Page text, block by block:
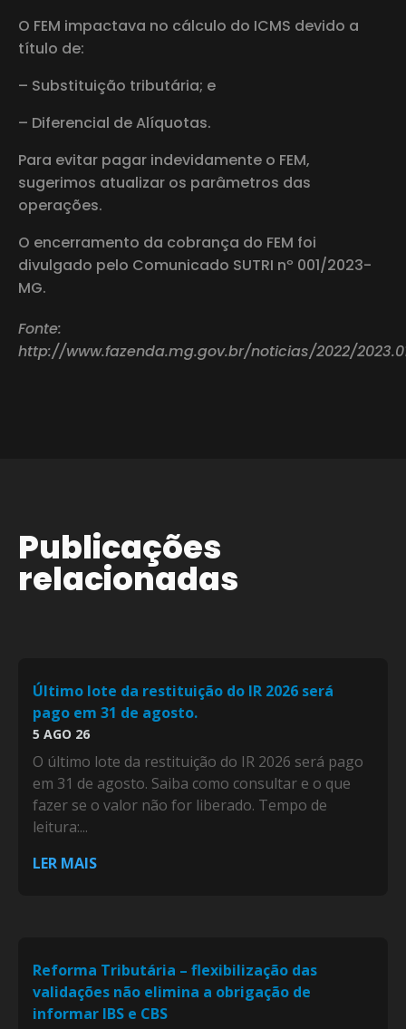
O FEM impactava no cálculo do ICMS devido a
título de:
– Substituição tributária; e
– Diferencial de Alíquotas.
Para evitar pagar indevidamente o FEM,
sugerimos atualizar os parâmetros das
operações.
O encerramento da cobrança do FEM foi
divulgado pelo Comunicado SUTRI nº 001/2023-
MG.
Fonte:
http://www.fazenda.mg.gov.br/noticias/2022/
Publicações
relacionadas
Último lote da restituição do IR 2026 será
pago em 31 de agosto.
5 AGO 26
O último lote da restituição do IR 2026 será pago
em 31 de agosto. Saiba como consultar e o que
fazer se o valor não for liberado. Tempo de
leitura:...
LER MAIS
Reforma Tributária – flexibilização das
validações não elimina a obrigação de
informar IBS e CBS